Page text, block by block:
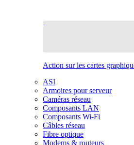
Action sur les cartes
ASI
Armoires pour serveur
Caméras réseau
Composants LAN
Composants Wi-Fi
Câbles réseau
Fibre optique
Modems & routeurs